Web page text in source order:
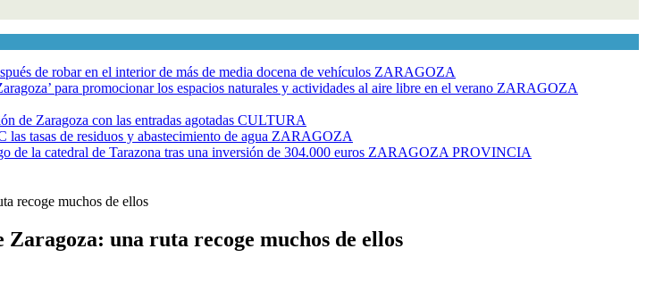
de robar en el interior de más de media docena de vehículos ZARAGOZA
para promocionar los espacios naturales y actividades al aire libre en el verano ZARAGOZA
de Zaragoza con las entradas agotadas CULTURA
tasas de residuos y abastecimiento de agua ZARAGOZA
la catedral de Tarazona tras una inversión de 304.000 euros ZARAGOZA PROVINCIA
recoge muchos de ellos
Zaragoza: una ruta recoge muchos de ellos